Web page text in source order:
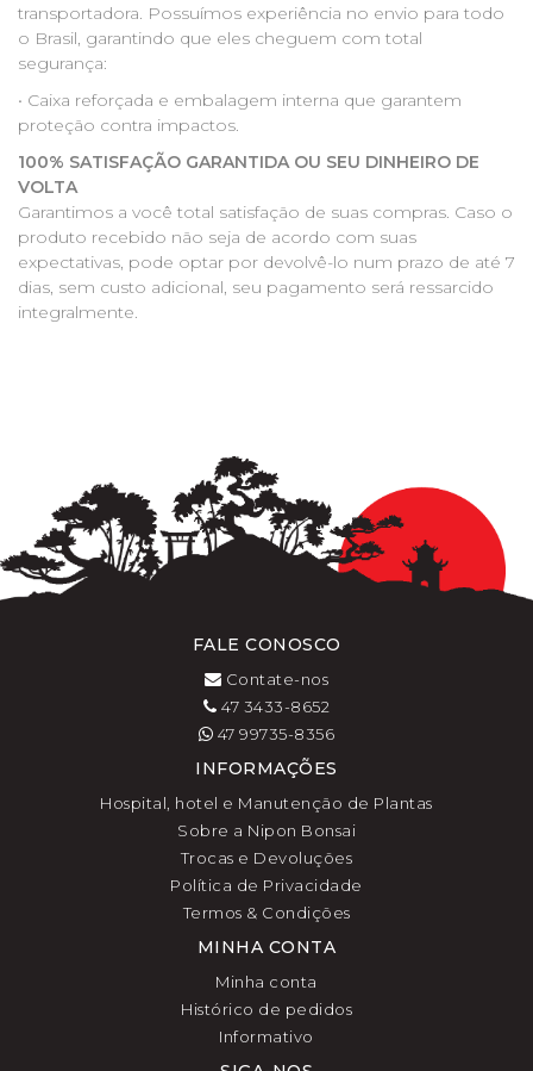
transportadora. Possuímos experiência no envio para todo
o Brasil, garantindo que eles cheguem com total
segurança:
• Caixa reforçada e embalagem interna que garantem
proteção contra impactos.
100% SATISFAÇÃO GARANTIDA OU SEU DINHEIRO DE
VOLTA
Garantimos a você total satisfação de suas compras. Caso o
produto recebido não seja de acordo com suas
expectativas, pode optar por devolvê-lo num prazo de até 7
dias, sem custo adicional, seu pagamento será ressarcido
integralmente.
FALE CONOSCO
Contate-nos
47 3433-8652
47 99735-8356
INFORMAÇÕES
Hospital, hotel e Manutenção de Plantas
Sobre a Nipon Bonsai
Trocas e Devoluções
Política de Privacidade
Termos & Condições
MINHA CONTA
Minha conta
Histórico de pedidos
Informativo